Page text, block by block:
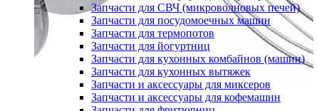
Запчасти для СВЧ (микроволновых печей)
Запчасти для посудомоечных машин
Запчасти для термопотов
Запчасти для йогуртниц
Запчасти для кухонных комбайнов (машин)
Запчасти для кухонных вытяжек
Запчасти и аксессуары для миксеров
Запчасти и аксессуары для кофемашин